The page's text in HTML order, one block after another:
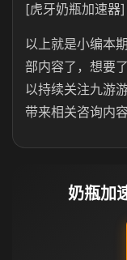
[虎牙奶瓶加速器]
以上就是小编本
部内容了，想要
以持续关注九游
带来相关咨询内容
奶瓶加